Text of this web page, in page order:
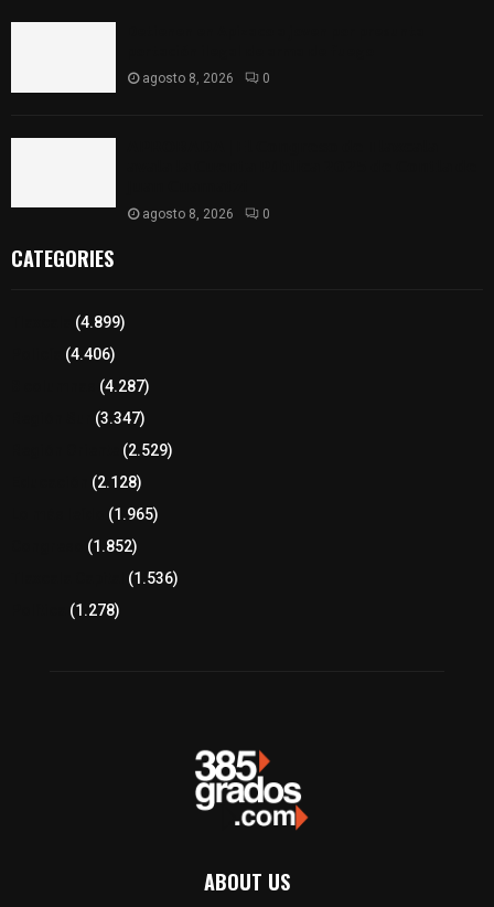
agosto 8, 2026 0
agosto 8, 2026 0
CATEGORIES
(4.899)
(4.406)
(4.287)
(3.347)
(2.529)
(2.128)
(1.965)
(1.852)
(1.536)
(1.278)
ABOUT US